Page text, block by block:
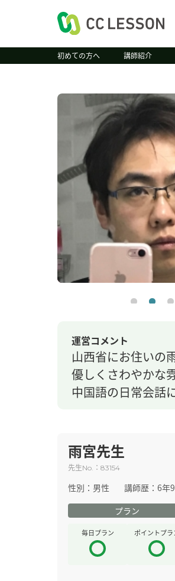
初めての方へ 講師紹介
運営コメント
山西省にお住いの
優しくさわやかな
中国語の日常会話
雨宮先生
先生No. ： 83154
性別： 男性 講師歴： 6年
プラン
毎日プラン ポイントプラ